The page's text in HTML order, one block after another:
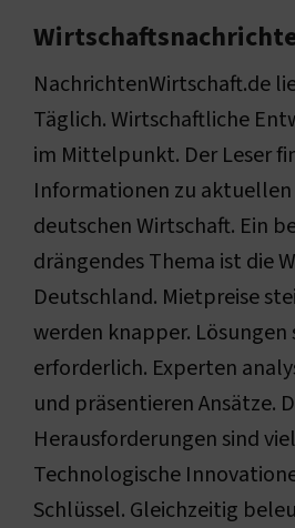
NachrichtenWirtschaft.de
Täglich. Wirtschaftliche
im Mittelpunkt. Der Leser
Informationen zu
deutschen Wirtschaft. Ein
drängendes Thema ist die
Deutschland. Mietpreise
werden knapper. Lösungen
erforderlich. Experten
und präsentieren Ansätze.
Herausforderungen sind
Technologische
Schlüssel. Gleichzeitig